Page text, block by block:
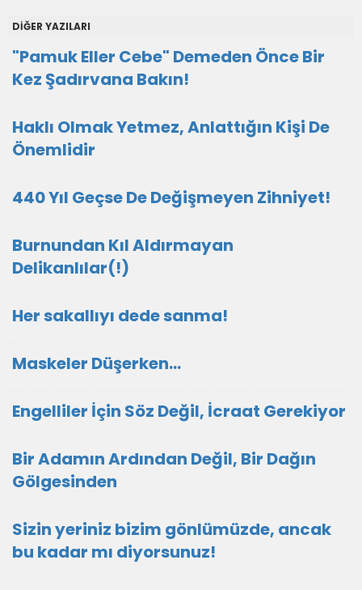
DİĞER YAZILARI
"Pamuk Eller Cebe" Demeden Önce Bir
Kez Şadırvana Bakın!
Haklı Olmak Yetmez, Anlattığın Kişi De
Önemlidir
440 Yıl Geçse De Değişmeyen Zihniyet!
Burnundan Kıl Aldırmayan
Delikanlılar(!)
Her sakallıyı dede sanma!
Maskeler Düşerken…
Engelliler İçin Söz Değil, İcraat Gerekiyor
Bir Adamın Ardından Değil, Bir Dağın
Gölgesinden
Sizin yeriniz bizim gönlümüzde, ancak
bu kadar mı diyorsunuz!